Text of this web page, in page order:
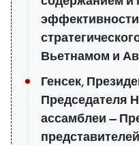
Вьетнамом и
Генсек,
Председателя
ассамблеи —